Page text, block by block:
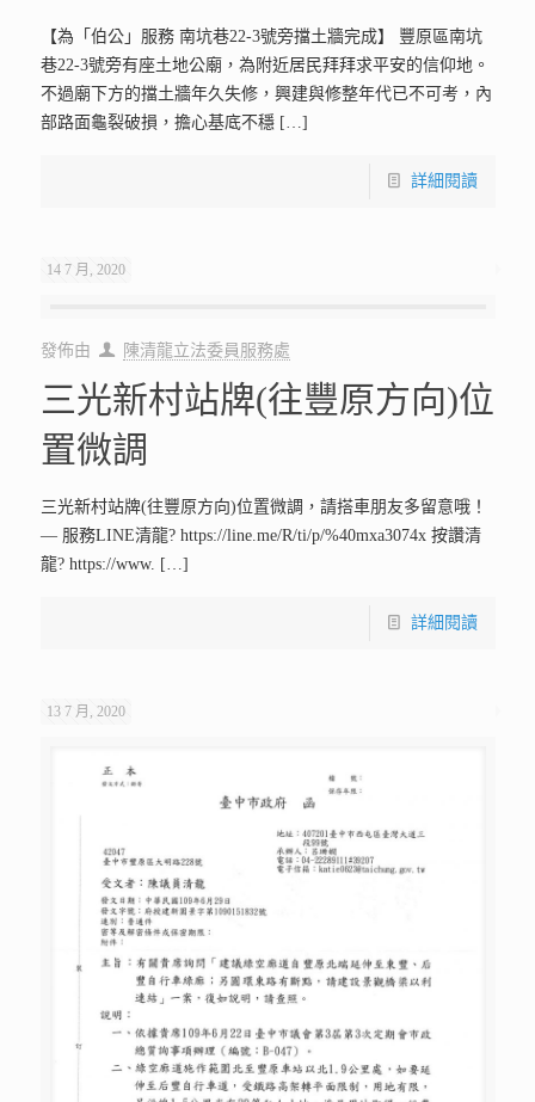
【為「伯公」服務 南坑巷22-3號旁擋土牆完成】 豐原區南坑
巷22-3號旁有座土地公廟，為附近居民拜拜求平安的信仰地。
不過廟下方的擋土牆年久失修，興建與修整年代已不可考，內
部路面龜裂破損，擔心基底不穩[…]
詳細閱讀
14 7 月, 2020
發佈由 陳清龍立法委員服務處
三光新村站牌(往豐原方向)位
置微調
三光新村站牌(往豐原方向)位置微調，請搭車朋友多留意哦！
— 服務LINE清龍? https://line.me/R/ti/p/%40mxa3074x 按讚清
龍? https://www. […]
詳細閱讀
13 7 月, 2020